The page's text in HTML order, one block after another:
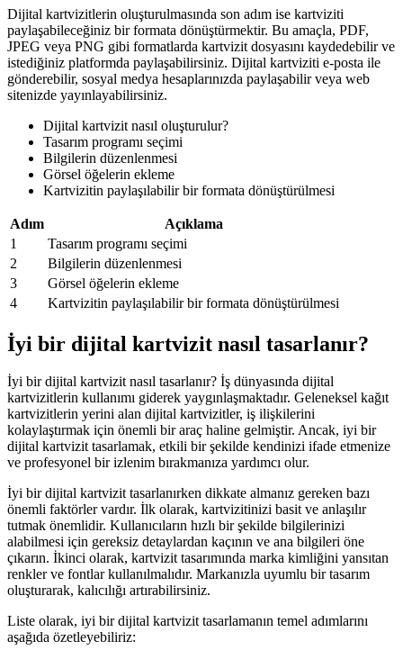
Dijital kartvizitlerin oluşturulmasında son adım ise kartviziti
paylaşabileceğiniz bir formata dönüştürmektir. Bu amaçla, PDF,
JPEG veya PNG gibi formatlarda kartvizit dosyasını kaydedebilir ve
istediğiniz platformda paylaşabilirsiniz. Dijital kartviziti e-posta ile
gönderebilir, sosyal medya hesaplarınızda paylaşabilir veya web
sitenizde yayınlayabilirsiniz.
Dijital kartvizit nasıl oluşturulur?
Tasarım programı seçimi
Bilgilerin düzenlenmesi
Görsel öğelerin ekleme
Kartvizitin paylaşılabilir bir formata dönüştürülmesi
Adım
Açıklama
1
Tasarım programı seçimi
2
Bilgilerin düzenlenmesi
3
Görsel öğelerin ekleme
4
Kartvizitin paylaşılabilir bir formata dönüştürülmesi
İyi bir dijital kartvizit nasıl tasarlanır?
İyi bir dijital kartvizit nasıl tasarlanır? İş dünyasında dijital
kartvizitlerin kullanımı giderek yaygınlaşmaktadır. Geleneksel kağıt
kartvizitlerin yerini alan dijital kartvizitler, iş ilişkilerini
kolaylaştırmak için önemli bir araç haline gelmiştir. Ancak, iyi bir
dijital kartvizit tasarlamak, etkili bir şekilde kendinizi ifade etmenize
ve profesyonel bir izlenim bırakmanıza yardımcı olur.
İyi bir dijital kartvizit tasarlanırken dikkate almanız gereken bazı
önemli faktörler vardır. İlk olarak, kartvizitinizi basit ve anlaşılır
tutmak önemlidir. Kullanıcıların hızlı bir şekilde bilgilerinizi
alabilmesi için gereksiz detaylardan kaçının ve ana bilgileri öne
çıkarın. İkinci olarak, kartvizit tasarımında marka kimliğini yansıtan
renkler ve fontlar kullanılmalıdır. Markanızla uyumlu bir tasarım
oluşturarak, kalıcılığı artırabilirsiniz.
Liste olarak, iyi bir dijital kartvizit tasarlamanın temel adımlarını
aşağıda özetleyebiliriz: